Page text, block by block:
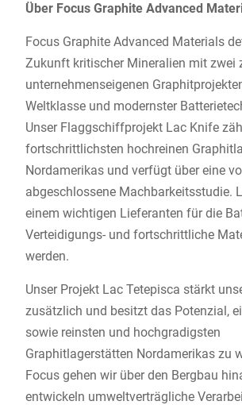
Über Focus Graphite Advanced
Focus Graphite Advanced Materials
Zukunft kritischer Mineralien mit zwei
unternehmenseigenen
Weltklasse und modernster
Unser Flaggschiffprojekt Lac Knife
fortschrittlichsten hochreinen
Nordamerikas und verfügt über eine
abgeschlossene Machbarkeitsstudie.
einem wichtigen Lieferanten für die
Verteidigungs- und fortschrittliche
werden.
Unser Projekt Lac Tetepisca stärkt
zusätzlich und besitzt das Potenzial,
sowie reinsten und hochgradigsten
Graphitlagerstätten Nordamerikas zu
Focus gehen wir über den Bergbau
entwickeln umweltverträgliche